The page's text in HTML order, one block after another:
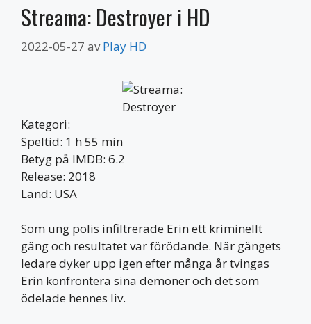
Streama: Destroyer i HD
2022-05-27 avPlay HD
Kategori:
Speltid: 1 h 55 min
Betyg på IMDB: 6.2
Release: 2018
Land: USA
Som ung polis infiltrerade Erin ett kriminellt
gäng och resultatet var förödande. När gängets
ledare dyker upp igen efter många år tvingas
Erin konfrontera sina demoner och det som
ödelade hennes liv.